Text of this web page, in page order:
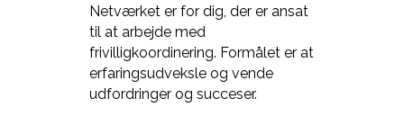
Netværket er for dig, der er ansat
til at arbejde med
frivilligkoordinering. Formålet er at
erfaringsudveksle og vende
udfordringer og succeser.